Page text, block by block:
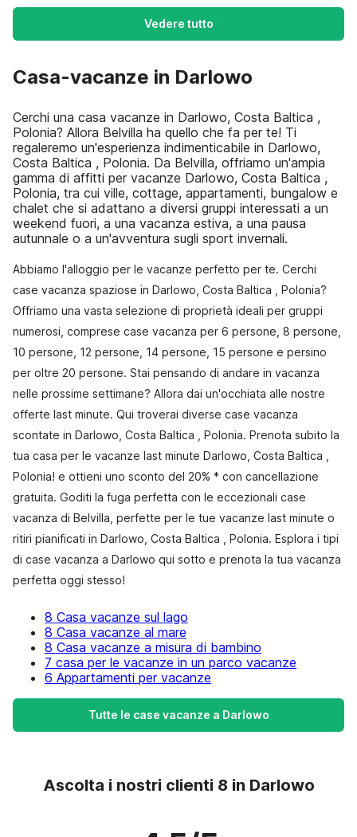
Vedere tutto
Casa-vacanze in Darlowo
Cerchi una casa vacanze in Darlowo, Costa Baltica ,
Polonia? Allora Belvilla ha quello che fa per te! Ti
regaleremo un'esperienza indimenticabile in Darlowo,
Costa Baltica , Polonia. Da Belvilla, offriamo un'ampia
gamma di affitti per vacanze Darlowo, Costa Baltica ,
Polonia, tra cui ville, cottage, appartamenti, bungalow e
chalet che si adattano a diversi gruppi interessati a un
weekend fuori, a una vacanza estiva, a una pausa
autunnale o a un'avventura sugli sport invernali.
Abbiamo l'alloggio per le vacanze perfetto per te. Cerchi
case vacanza spaziose in Darlowo, Costa Baltica , Polonia?
Offriamo una vasta selezione di proprietà ideali per gruppi
numerosi, comprese case vacanza per 6 persone, 8 persone,
10 persone, 12 persone, 14 persone, 15 persone e persino
per oltre 20 persone. Stai pensando di andare in vacanza
nelle prossime settimane? Allora dai un'occhiata alle nostre
offerte last minute. Qui troverai diverse case vacanza
scontate in Darlowo, Costa Baltica , Polonia. Prenota subito la
tua casa per le vacanze last minute Darlowo, Costa Baltica ,
Polonia! e ottieni uno sconto del 20% * con cancellazione
gratuita. Goditi la fuga perfetta con le eccezionali case
vacanza di Belvilla, perfette per le tue vacanze last minute o
ritiri pianificati in Darlowo, Costa Baltica , Polonia. Esplora i tipi
di case vacanza a Darlowo qui sotto e prenota la tua vacanza
perfetta oggi stesso!
8 Casa vacanze sul lago
8 Casa vacanze al mare
8 Casa vacanze a misura di bambino
7 casa per le vacanze in un parco vacanze
6 Appartamenti per vacanze
Tutte le case vacanze a Darlowo
Ascolta i nostri clienti 8 in Darlowo